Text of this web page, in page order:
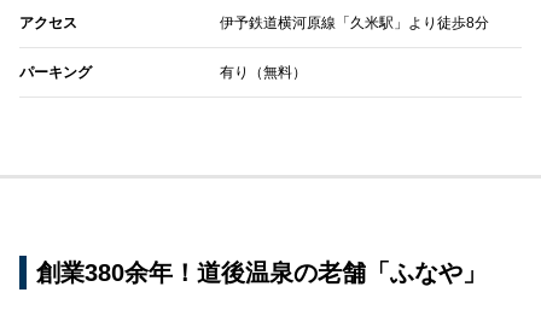
アクセス 伊予鉄道横河原線「久米駅」より徒歩8分
パーキング 有り（無料）
創業380余年！道後温泉の老舗「ふなや」